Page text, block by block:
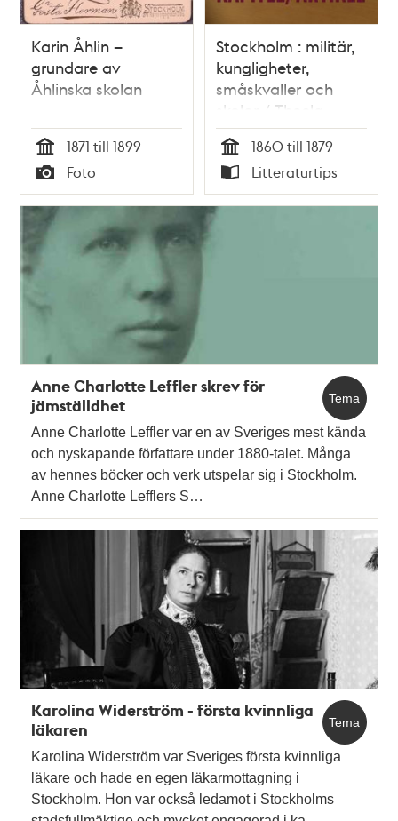
Karin Åhlin –
grundare av
Åhlinska skolan
Tid
1871 till 1899
Typ
Foto
Stockholm : militär,
kungligheter,
småskvaller och
skolor / Thecla
Wrangel
Tid
1860 till 1879
Typ
Litteraturtips
Tema
Anne Charlotte Leffler skrev för
jämställdhet
Anne Charlotte Leffler var en av Sveriges mest kända
och nyskapande författare under 1880-talet. Många
av hennes böcker och verk utspelar sig i Stockholm.
Anne Charlotte Lefflers S…
Tema
Karolina Widerström - första kvinnliga
läkaren
Karolina Widerström var Sveriges första kvinnliga
läkare och hade en egen läkarmottagning i
Stockholm. Hon var också ledamot i Stockholms